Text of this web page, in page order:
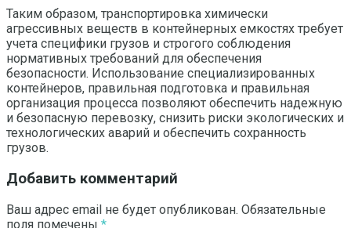
Таким образом, транспортировка химически
агрессивных веществ в контейнерных емкостях требует
учета специфики грузов и строгого соблюдения
нормативных требований для обеспечения
безопасности. Использование специализированных
контейнеров, правильная подготовка и правильная
организация процесса позволяют обеспечить надежную
и безопасную перевозку, снизить риски экологических и
технологических аварий и обеспечить сохранность
грузов.
Добавить комментарий
Ваш адрес email не будет опубликован. Обязательные
поля помечены *